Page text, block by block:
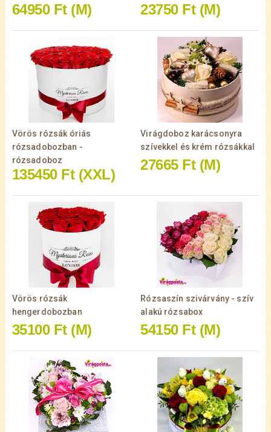
64950 Ft (M) 23750 Ft (M)
Vörös rózsák óriás
rózsadobozban -
rózsadoboz
135450 Ft (XXL)
Virágdoboz karácsonyra
szívekkel és krém rózsákkal
27665 Ft (M)
Vörös rózsák
hengerdobozban
35100 Ft (M)
Rózsaszín szivárvány - szív
alakú rózsabox
54150 Ft (M)